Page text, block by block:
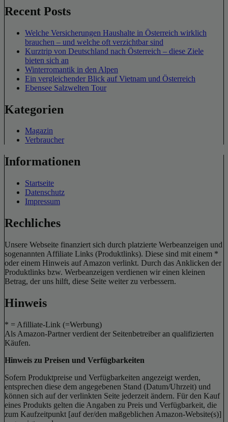
Recent Posts
Welche Versicherungen Haushalte in Österreich wirklich
brauchen – und welche oft verzichtbar sind
Kurztrip von Deutschland nach Österreich – diese Ziele
bieten sich an
Winterromantik in den Alpen
Ein vergleichender Blick auf Vietnam und Österreich
Ebensee Salzwelten Tour
Kategorien
Magazin
Verbraucher
Informationen
Startseite
Datenschutz
Impressum
Rechliches
Unsere Webseite finanziert sich durch platzierte Werbeanzeigen und
sogenannten Affiliate Links (Produktlinks). Diese sind mit einem *
oder einem Hinweis auf Amazon verlinkt. Durch das Anklicken der
Produktlinks bzw. Werbeanzeigen verdienen wir einen kleinen
Betrag, der uns hilft, diese Seite weiter zu verbessern.
Hinweis
* = Afilliate-Link (=Werbung)
Als Amazon-Partner verdient der Seitenbetreiber an qualifizierten
Käufen.
Hinweis zu Preisen und Verfügbarkeiten
Sofern Produktpreise und Verfügbarkeiten angezeigt werden,
entsprechen diese dem angegebenen Stand (Datum/Uhrzeit) und
können sich auf der verlinkten Seite jederzeit ändern. Für den Kauf
eines Produkts gelten die Angaben zu Preis und Verfügbarkeit, die
zum Kaufzeitpunkt [auf der/den maßgeblichen Amazon-Website(s)]